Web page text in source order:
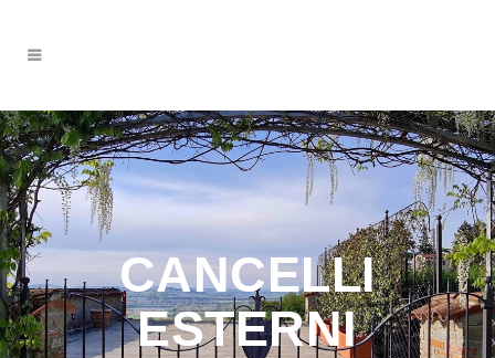
CANCELLI
ESTERNI